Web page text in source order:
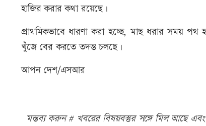
হাজির করার কথা রয়েছে।
প্রাথমিকভাবে ধারণা করা হচ্ছে, মাছ ধরার সময় পথ
খুঁজে বের করতে তদন্ত চলছে।
আপন দেশ/এসআর
মন্তব্য করুন # খবরের বিষয়বস্তুর সঙ্গে মিল আছে